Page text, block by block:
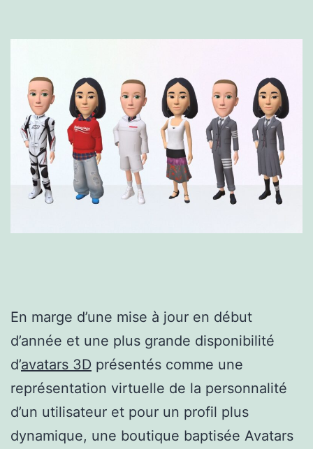
En marge d’une mise à jour en début
d’année et une plus grande disponibilité
d’avatars 3D présentés comme une
représentation virtuelle de la personnalité
d’un utilisateur et pour un profil plus
dynamique, une boutique baptisée Avatars